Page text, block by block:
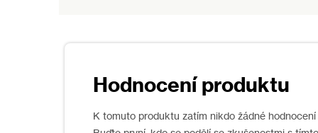
Pro kompletní ochranu používejte používejte ve
Incognito přírodním repelentem, Incognito
INCOGNITO Repelentní roll-on.
K tomuto produktu zatím nikdo žádné hodnocení